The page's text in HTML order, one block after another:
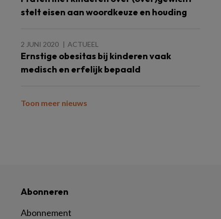
stelt eisen aan woordkeuze en houding
2 JUNI 2020 ACTUEEL
Ernstige obesitas bij kinderen vaak
medisch en erfelijk bepaald
Toon meer nieuws
Abonneren
Abonnement